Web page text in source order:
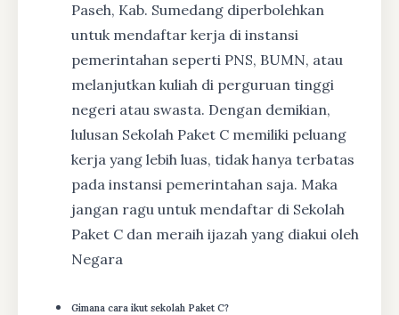
Paseh, Kab. Sumedang diperbolehkan
untuk mendaftar kerja di instansi
pemerintahan seperti PNS, BUMN, atau
melanjutkan kuliah di perguruan tinggi
negeri atau swasta. Dengan demikian,
lulusan Sekolah Paket C memiliki peluang
kerja yang lebih luas, tidak hanya terbatas
pada instansi pemerintahan saja. Maka
jangan ragu untuk mendaftar di Sekolah
Paket C dan meraih ijazah yang diakui oleh
Negara
Gimana cara ikut sekolah Paket C?